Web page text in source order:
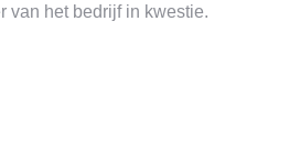
van het bedrijf in kwestie.